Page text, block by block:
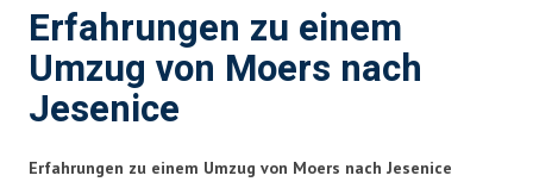
Erfahrungen zu einem
Umzug von Moers nach
Jesenice
Erfahrungen zu einem Umzug von Moers nach Jesenice